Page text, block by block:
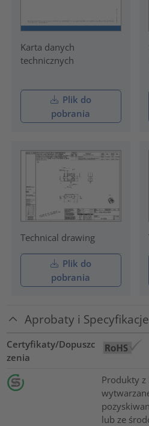
Karta danych
technicznych
Plik do
pobrania
Technical drawing
Plik do
pobrania
Aprobaty i Specyfikacje
Certyfikaty/Dopuszc
zenia
Produkty z
lub ze